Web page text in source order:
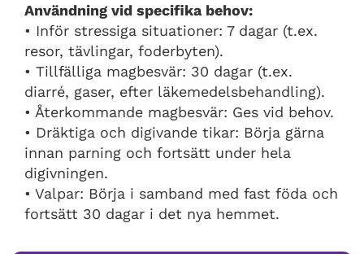
Användning vid specifika behov:
• Inför stressiga situationer: 7 dagar (t.ex.
resor, tävlingar, foderbyten).
• Tillfälliga magbesvär: 30 dagar (t.ex.
diarré, gaser, efter läkemedelsbehandling).
• Återkommande magbesvär: Ges vid behov.
• Dräktiga och digivande tikar: Börja gärna
innan parning och fortsätt under hela
digivningen.
• Valpar: Börja i samband med fast föda och
fortsätt 30 dagar i det nya hemmet.